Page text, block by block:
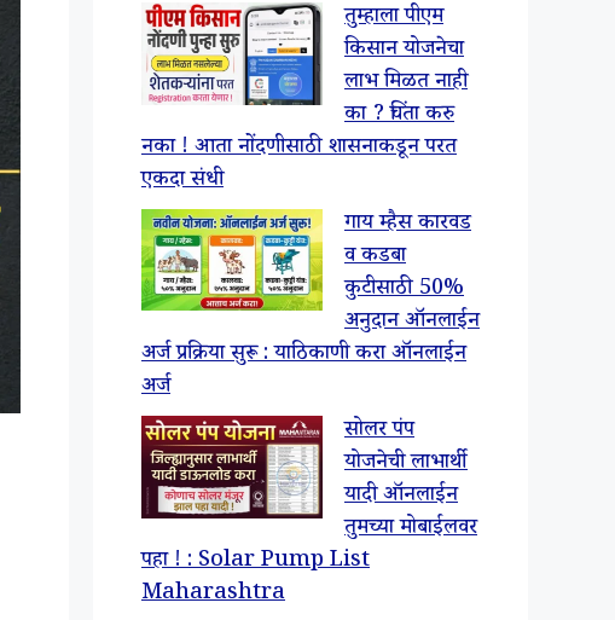
तुम्हाला पीएम
किसान योजनेचा
लाभ मिळत नाही
का ? चिंता करु
नका ! आता नोंदणीसाठी शासनाकडून परत
एकदा संधी
गाय म्हैस कारवड
व कडबा
कुटीसाठी 50%
अनुदान ऑनलाईन
अर्ज प्रक्रिया सुरू : याठिकाणी करा ऑनलाईन
अर्ज
सोलर पंप
योजनेची लाभार्थी
यादी ऑनलाईन
तुमच्या मोबाईलवर
पहा ! : Solar Pump List
Maharashtra